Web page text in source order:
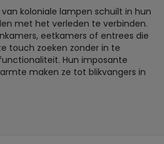
koloniale lampen schuilt in hun
met het verleden te verbinden.
eetkamers of entrees die
touch zoeken zonder in te
Hun imposante
maken ze tot blikvangers in